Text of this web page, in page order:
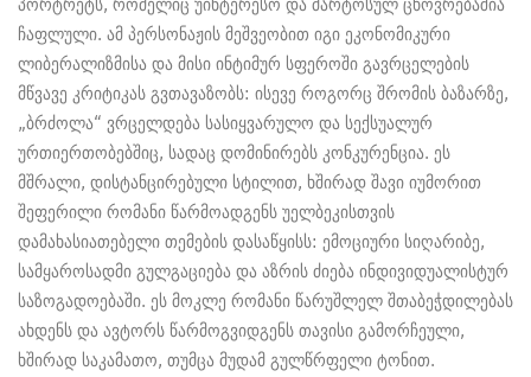
ჩაფლული. ამ პერსონაჟის მეშვეობით იგი ეკონომიკური
ლიბერალიზმისა და მისი ინტიმურ სფეროში გავრცელების
მწვავე კრიტიკას გვთავაზობს: ისევე როგორც შრომის ბაზარზე,
„ბრძოლა“ ვრცელდება სასიყვარულო და სექსუალურ
ურთიერთობებშიც, სადაც დომინირებს კონკურენცია. ეს
მშრალი, დისტანცირებული სტილით, ხშირად შავი იუმორით
შეფერილი რომანი წარმოადგენს უელბეკისთვის
დამახასიათებელი თემების დასაწყისს: ემოციური სიღარიბე,
სამყაროსადმი გულგაციება და აზრის ძიება ინდივიდუალისტურ
საზოგადოებაში. ეს მოკლე რომანი წარუშლელ შთაბეჭდილებას
ახდენს და ავტორს წარმოგვიდგენს თავისი გამორჩეული,
ხშირად საკამათო, თუმცა მუდამ გულწრფელი ტონით.